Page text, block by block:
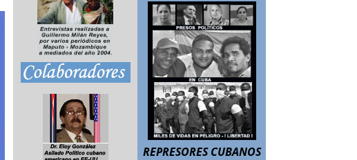
REPRESORES CUBANOS